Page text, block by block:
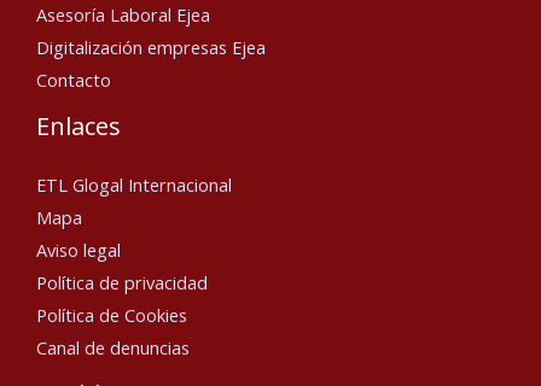
Asesoría Laboral Ejea
Digitalización empresas Ejea
Contacto
Enlaces
ETL Glogal Internacional
Mapa
Aviso legal
Política de privacidad
Política de Cookies
Canal de denuncias